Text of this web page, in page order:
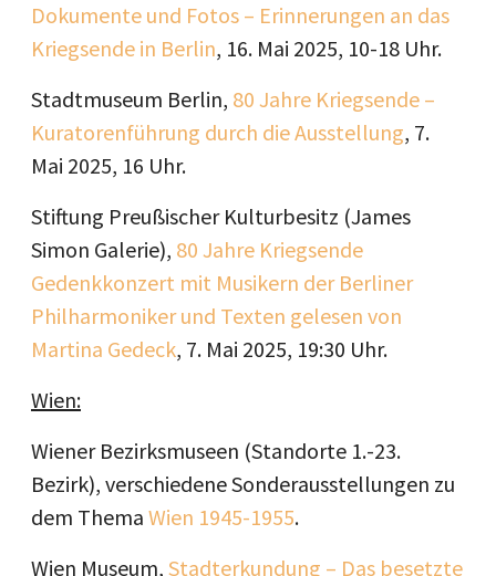
Dokumente und Fotos – Erinnerungen an das
Kriegsende in Berlin, 16. Mai 2025, 10-18 Uhr.
Stadtmuseum Berlin, 80 Jahre Kriegsende –
Kuratorenführung durch die Ausstellung, 7.
Mai 2025, 16 Uhr.
Stiftung Preußischer Kulturbesitz (James
Simon Galerie), 80 Jahre Kriegsende
Gedenkkonzert mit Musikern der Berliner
Philharmoniker und Texten gelesen von
Martina Gedeck, 7. Mai 2025, 19:30 Uhr.
Wien:
Wiener Bezirksmuseen (Standorte 1.-23.
Bezirk), verschiedene Sonderausstellungen zu
dem Thema Wien 1945-1955.
Wien Museum, Stadterkundung – Das besetzte